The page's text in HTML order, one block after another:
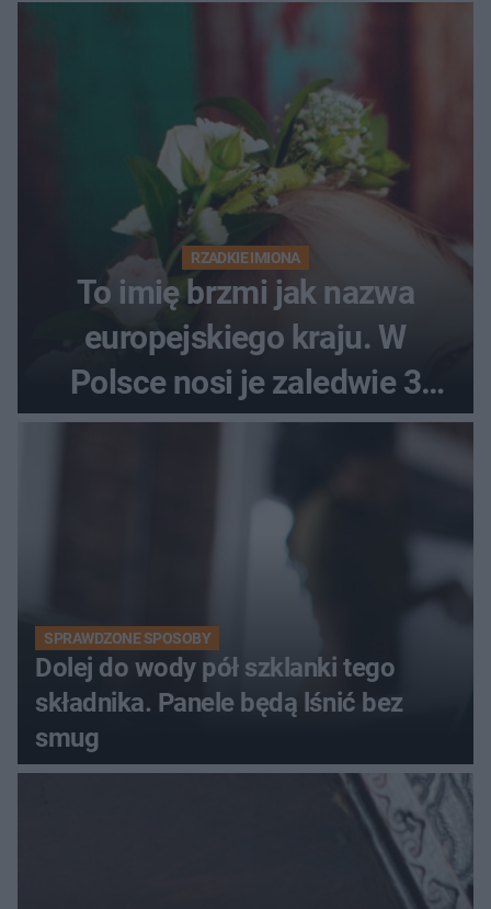
RZADKIE IMIONA
To imię brzmi jak nazwa
europejskiego kraju. W
Polsce nosi je zaledwie 3
kobiety
SPRAWDZONE SPOSOBY
Dolej do wody pół szklanki tego
składnika. Panele będą lśnić bez
smug